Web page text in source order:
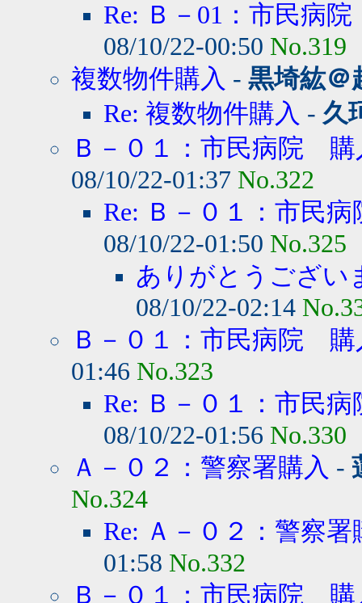
Re: Ｂ－01：市民病
08/10/22-00:50 No.319
複数物件購入 - 黒埼紘＠
Re: 複数物件購入 - 久
Ｂ－０１：市民病院 購
08/10/22-01:37 No.322
Re: Ｂ－０１：市民
08/10/22-01:50 No.325
ありがとうござい
08/10/22-02:14
Ｂ－０１：市民病院 購
01:46 No.323
Re: Ｂ－０１：市民
08/10/22-01:56 No.330
Ａ－０２：警察署購入 -
No.324
Re: Ａ－０２：警察署
01:58 No.332
Ｂ－０１：市民病院 購